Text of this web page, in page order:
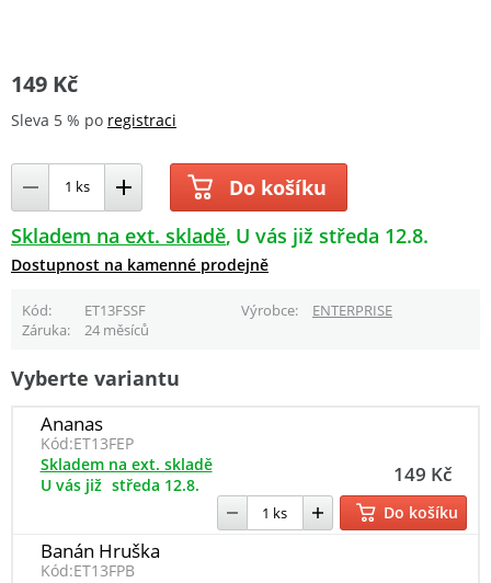
149 Kč
Sleva 5 % po registraci
Do košíku
Skladem na ext. skladě U vás již středa 12.8.
Dostupnost na kamenné prodejně
Kód ET13FSSF Výrobce
ENTERPRISE
Záruka
24 měsíců
Vyberte variantu
Ananas
Kód:ET13FEP
149 Kč
Skladem na ext. skladě
U vás již středa 12.8.
Do košíku
Banán Hruška
Kód:ET13FPB